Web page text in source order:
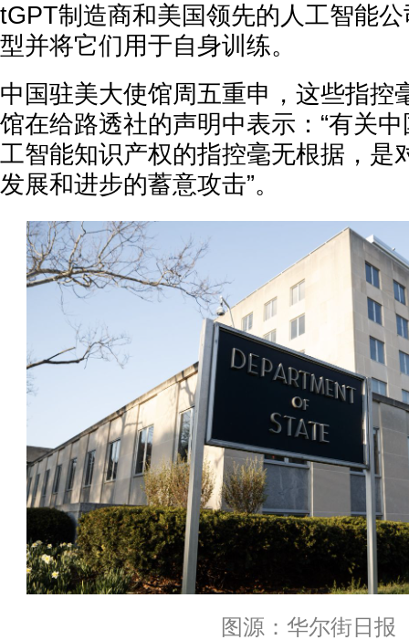
tGPT制造商和美国领先的人工智能
型并将它们用于自身训练。
中国驻美大使馆周五重申，这些指控
馆在给路透社的声明中表示：“有关
工智能知识产权的指控毫无根据，是
发展和进步的蓄意攻击”。
图源：华尔街日报